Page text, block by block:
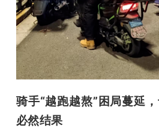
骑手“越跑越熬”困局蔓延
必然结果